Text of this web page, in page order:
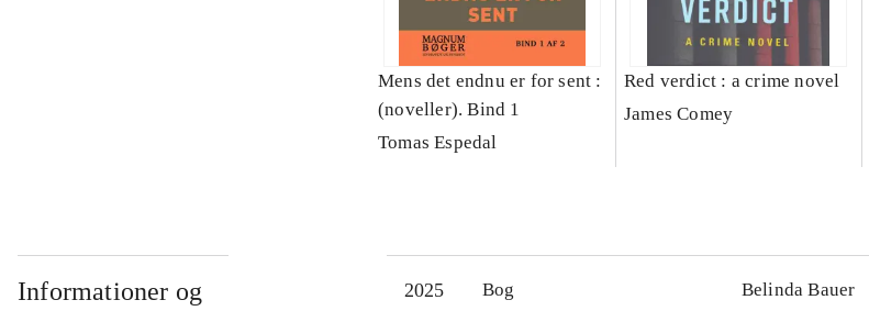
Mens det endnu er for sent :
(noveller). Bind 1
Tomas Espedal
Red verdict : a crime novel
James Comey
Informationer og
2025 Bog Belinda Bauer